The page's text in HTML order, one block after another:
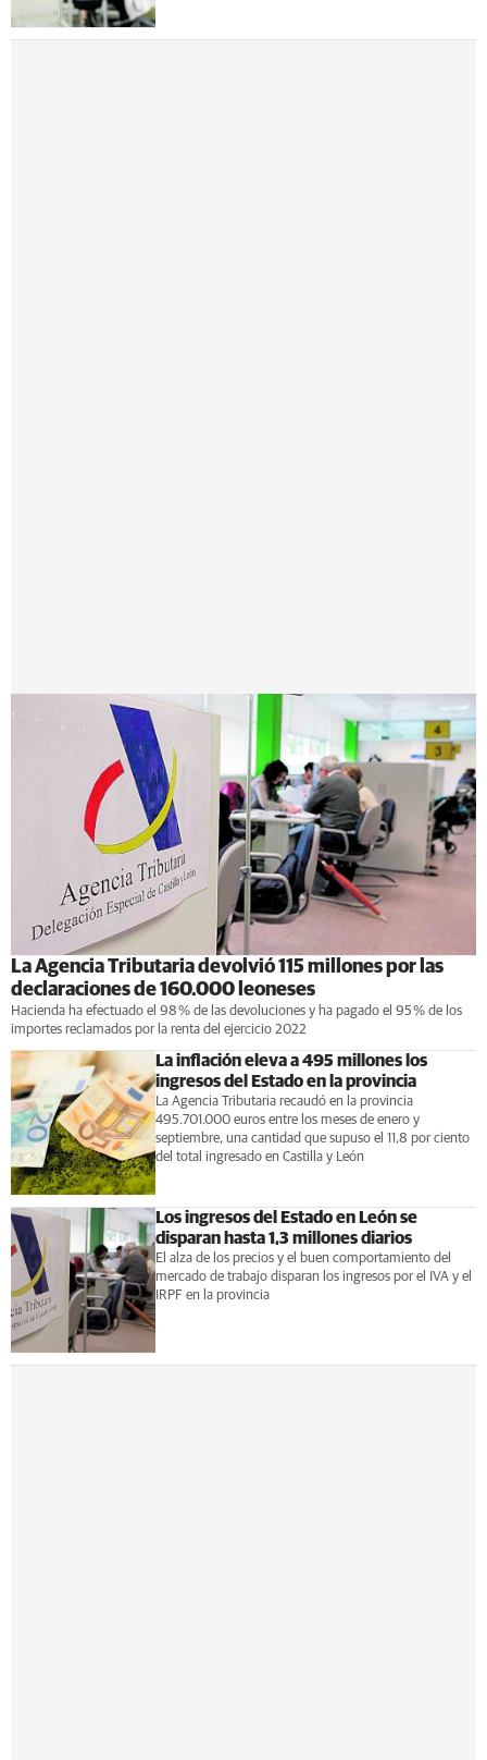
La Agencia Tributaria devolvió 115 millones por las
declaraciones de 160.000 leoneses
Hacienda ha efectuado el 98 % de las devoluciones y ha pagado el 95 % de los
importes reclamados por la renta del ejercicio 2022
La inflación eleva a 495 millones los
ingresos del Estado en la provincia
La Agencia Tributaria recaudó en la provincia
495.701.000 euros entre los meses de enero y
septiembre, una cantidad que supuso el 11,8 por ciento
del total ingresado en Castilla y León
Los ingresos del Estado en León se
disparan hasta 1,3 millones diarios
El alza de los precios y el buen comportamiento del
mercado de trabajo disparan los ingresos por el IVA y el
IRPF en la provincia